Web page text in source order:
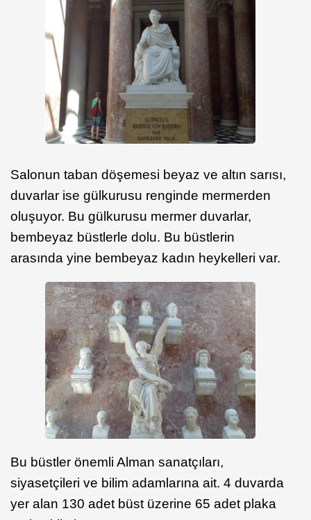
Salonun taban döşemesi beyaz ve altın sarısı,
duvarlar ise gülkurusu renginde mermerden
oluşuyor. Bu gülkurusu mermer duvarlar,
bembeyaz büstlerle dolu. Bu büstlerin
arasında yine bembeyaz kadın heykelleri var.
Bu büstler önemli Alman sanatçıları,
siyasetçileri ve bilim adamlarına ait. 4 duvarda
yer alan 130 adet büst üzerine 65 adet plaka